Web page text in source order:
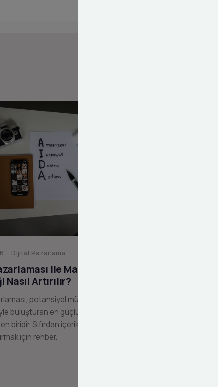
· Dijital Pazarlama
ile Marka
Artırılır?
potansiyel müşterilerinizi
buluşturan en güçlü dijital
biridir. Sıfırdan içerik pazarlama
için rehber.